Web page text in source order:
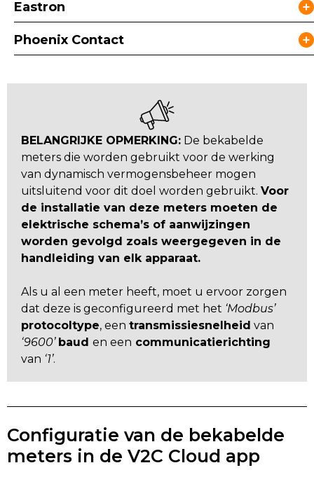
Eastron
Phoenix Contact
BELANGRIJKE OPMERKING: De bekabelde
meters die worden gebruikt voor de werking
van dynamisch vermogensbeheer mogen
uitsluitend voor dit doel worden gebruikt. Voor
de installatie van deze meters moeten de
elektrische schema’s of aanwijzingen
worden gevolgd zoals weergegeven in de
handleiding van elk apparaat.
Als u al een meter heeft, moet u ervoor zorgen
dat deze is geconfigureerd met het ‘Modbus’
protocoltype, een transmissiesnelheid van
‘9600’ baud en een communicatierichting
van ‘1’.
Configuratie van de bekabelde
meters in de V2C Cloud app